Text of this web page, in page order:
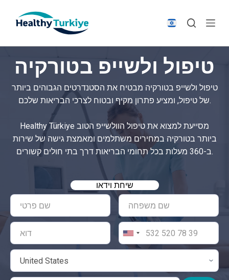
p
c
e
טיפול ולשייפ בטורקיה
טיפול ולשייפ בטורקיה מבטיח את הסטנדרטים הגבוהים ביותר
של טיפול, ומציע פתרון מקיף ובטוח לצרכי הבריאות שלכם.
Healthy Türkiye מסייעת למצוא את טיפול הוולשייפ הטוב
ביותר בטורקיה במחירים משתלמים ומאמצת גישה של שירות
ב-360 מעלות בכל תחומי הבריאות דרך בתי חולים קשורים.
שיחת וידאו